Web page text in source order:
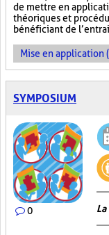
de mettre en
théoriques et
bénéficiant de
Mise en application
SYMPOSIUM
0